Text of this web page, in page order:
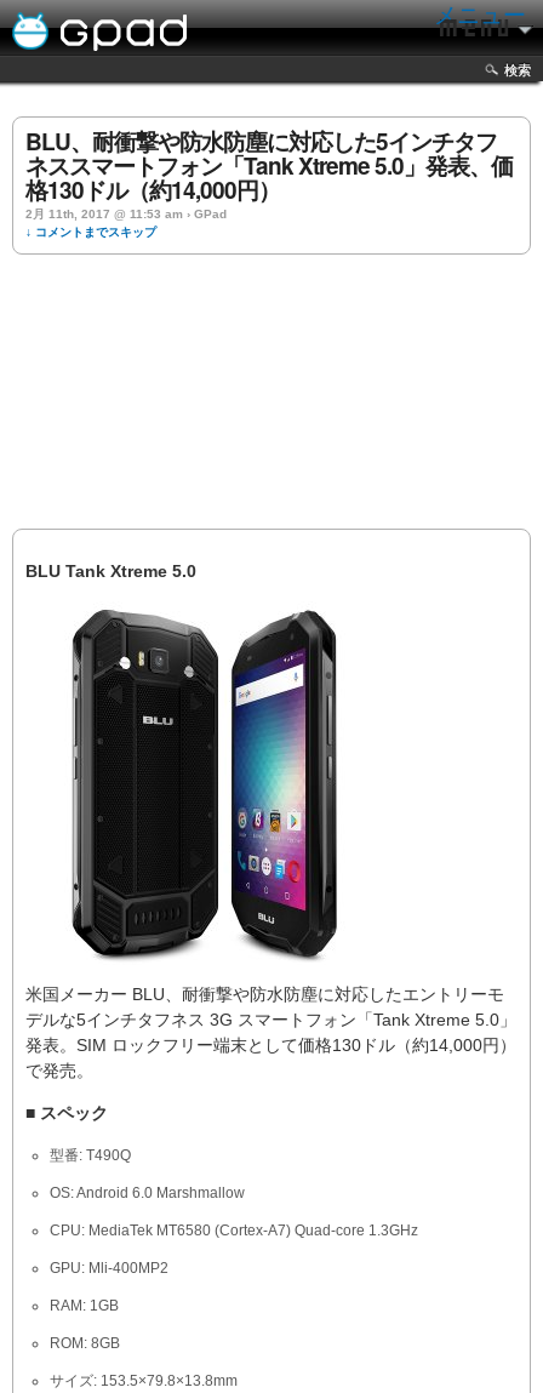
メニュー
検索
BLU、耐衝撃や防水防塵に対応した5インチタフ
ネススマートフォン「Tank Xtreme 5.0」発表、価
格130ドル（約14,000円）
2月 11th, 2017 @ 11:53 am › GPad
↓ コメントまでスキップ
BLU Tank Xtreme 5.0
米国メーカー BLU、耐衝撃や防水防塵に対応したエントリーモ
デルな5インチタフネス 3G スマートフォン「Tank Xtreme 5.0」
発表。SIM ロックフリー端末として価格130ドル（約14,000円）
で発売。
■ スペック
型番: T490Q
OS: Android 6.0 Marshmallow
CPU: MediaTek MT6580 (Cortex-A7) Quad-core 1.3GHz
GPU: Mli-400MP2
RAM: 1GB
ROM: 8GB
サイズ: 153.5×79.8×13.8mm